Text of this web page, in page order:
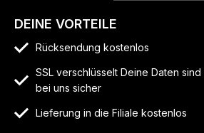
DEINE VORTEILE
Rücksendung kostenlos
SSL verschlüsselt Deine Daten sind
bei uns sicher
Lieferung in die Filiale kostenlos